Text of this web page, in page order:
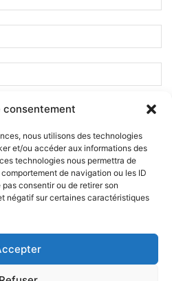
consentement
nous utilisons des technologies
et/ou accéder aux informations des
technologies nous permettra de
de navigation ou les ID
consentir ou de retirer son
négatif sur certaines caractéristiques
US
US